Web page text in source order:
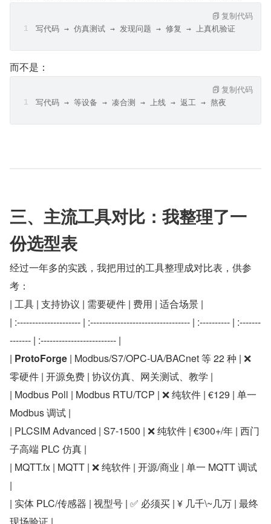
写代码 → 仿真测试 → 发现问题 → 修复 → 上真机验证
复制代码
而不是：
写代码 → 等设备 → 凑合测 → 上线 → 返工 → 熬夜
复制代码
三、主流工具对比：我整理了一
份选型表
经过一年多的实践，我把用过的工具整理成对比表，供参
考：
| 工具 | 支持协议 | 需要硬件 | 费用 | 适合场景 |
| :--------------------- | :--------------------------------- | :---------- | :-------
------- | :------------------------- |
| ProtoForge | Modbus/S7/OPC-UA/BACnet 等 22 种 | ❌
零硬件 | 开源免费 | 协议仿真、网关测试、教学 |
| Modbus Poll | Modbus RTU/TCP | ❌ 纯软件 | €129 | 单一
Modbus 调试 |
| PLCSIM Advanced | S7-1500 | ❌ 纯软件 | €300+/年 | 西门
子高端 PLC 仿真 |
| MQTT.fx | MQTT | ❌ 纯软件 | 开源/商业 | 单一 MQTT 调试
|
| 实体 PLC/传感器 | 视型号 | ✅ 必须买 | ¥ 几千\~几万 | 最终
现场验证 |